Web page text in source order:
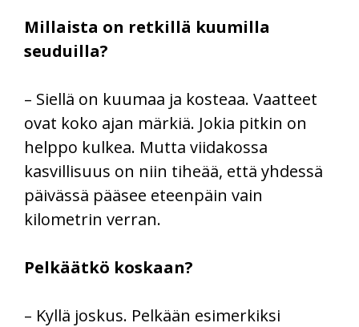
Millaista on retkillä kuumilla
seuduilla?
– Siellä on kuumaa ja kosteaa. Vaatteet
ovat koko ajan märkiä. Jokia pitkin on
helppo kulkea. Mutta viidakossa
kasvillisuus on niin tiheää, että yhdessä
päivässä pääsee eteenpäin vain
kilometrin verran.
Pelkäätkö koskaan?
– Kyllä joskus. Pelkään esimerkiksi